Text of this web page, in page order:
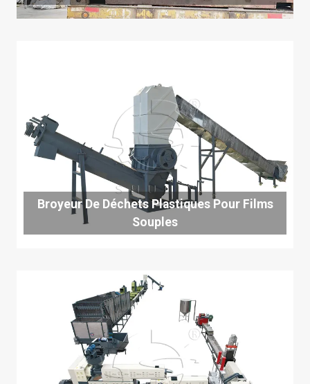
Broyeur De Déchets Plastiques Pour Films
Souples